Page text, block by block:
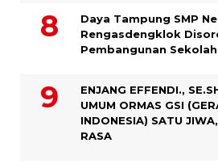
Daya Tampung SMP
Rengasdengklok
Pembangunan
ENJANG EFFENDI.,
UMUM ORMAS GSI
INDONESIA) SATU
RASA